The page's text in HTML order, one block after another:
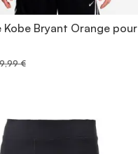
Kobe Bryant Orange pour
€